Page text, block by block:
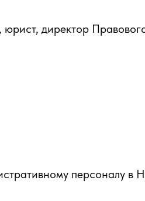
директор
персоналу в